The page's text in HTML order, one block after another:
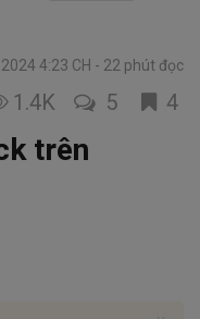
4:23 CH 22 phút đọc
1.4K 5 4
trên